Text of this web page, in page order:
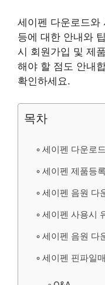
세이펜 다운로드와
등에 대한 안내와
시 회원가입 및 제
해야 할 점도 안내
확인하세요.
목차
세이펜 다운로
세이펜 제품등
세이펜 음원 다
세이펜 사용시
세이펜 음원 다
세이펜 핀파일